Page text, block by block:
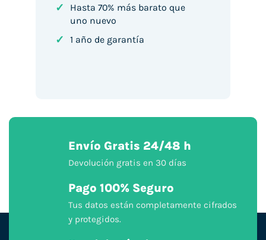
✓
Hasta 70% más barato que
uno nuevo
✓ 1 año de garantía
Envío Gratis 24/48 h
Devolución gratis en 30 días
Pago 100% Seguro
Tus datos están completamente cifrados
y protegidos.